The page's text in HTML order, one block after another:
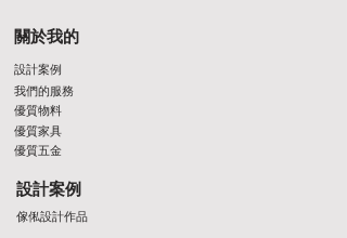
關於我的
設計案例
設計案例
我們的服務
傢俬設計作品
優質家具
優質物料
優質五金